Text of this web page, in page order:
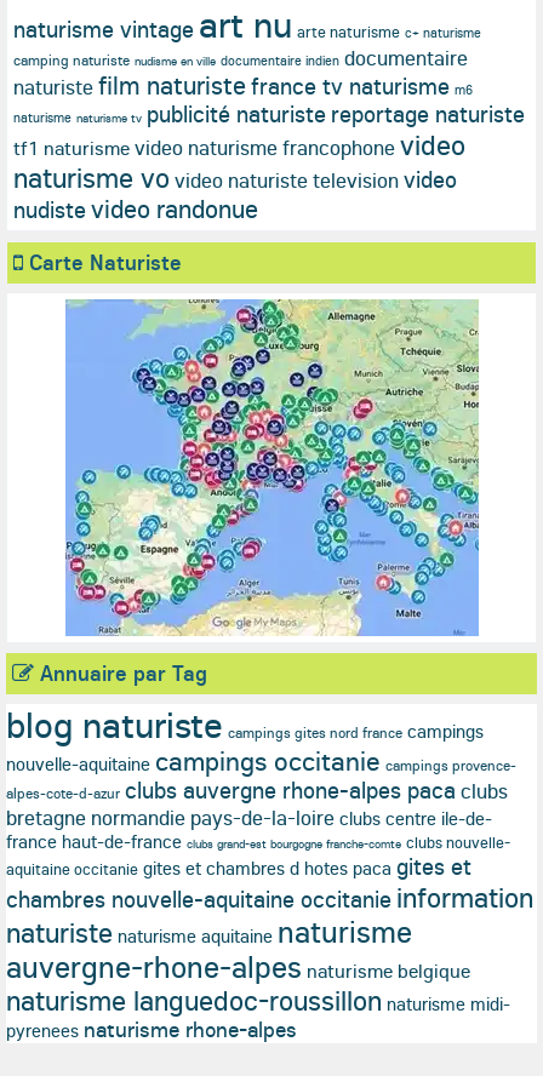
naturisme vintage art nu arte naturisme c+ naturisme
camping naturiste nudisme en ville documentaire indien documentaire
naturistefilm naturistefrance tv naturisme m6
naturisme naturisme tv publicité naturiste reportage naturiste
tf1 naturisme video naturisme francophonevideo
naturisme vo video naturiste televisionvideo
nudistevideo randonue
Carte Naturiste
Annuaire par Tag
blog naturiste campings gites nord france campings
nouvelle-aquitaine campings occitanie campings provence-
alpes-cote-d-azur clubs auvergne rhone-alpes paca clubs
bretagne normandie pays-de-la-loire clubs centre ile-de-
france haut-de-france clubs grand-est bourgogne franche-comte clubs nouvelle-
aquitaine occitanie gites et chambres d hotes paca gites et
chambres nouvelle-aquitaine occitanie information
naturiste naturisme aquitaine naturisme
auvergne-rhone-alpes naturisme belgique
naturisme languedoc-roussillon naturisme midi-
pyrenees naturisme rhone-alpes